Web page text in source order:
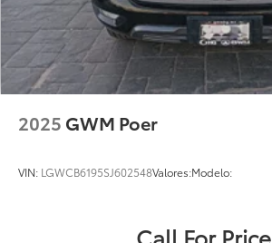
2025 GWM Poer
VIN: LGWCB6195SJ602548Valores:Modelo:
Call For Price